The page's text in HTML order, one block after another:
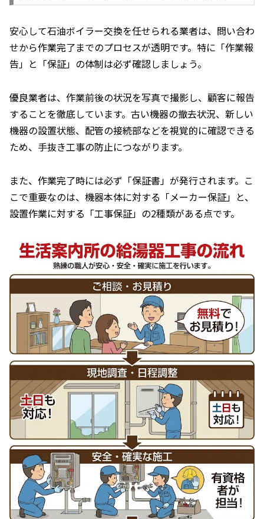
安心して石油ボイラー交換を任せられる業者は、問い合わ
せから作業完了までのプロセスが透明です。特に「作業報
告」と「保証」の体制は必ず確認しましょう。
優良業者は、作業前後の状況を写真で撮影し、顧客に報告
することを徹底しています。古い機器の撤去状況、新しい
機器の設置状態、配管の接続部などを視覚的に確認できる
ため、手抜き工事の防止につながります。
また、作業完了時には必ず「保証書」が発行されます。こ
こで重要なのは、機器本体に対する「メーカー保証」と、
設置作業に対する「工事保証」の2種類がある点です。